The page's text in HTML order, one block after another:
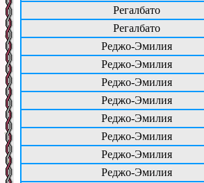
Регалбато
Регалбато
Реджо-Эмилия
Реджо-Эмилия
Реджо-Эмилия
Реджо-Эмилия
Реджо-Эмилия
Реджо-Эмилия
Реджо-Эмилия
Реджо-Эмилия